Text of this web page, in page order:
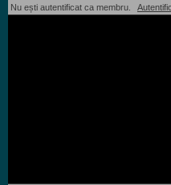
Nu ești autentificat ca membru.